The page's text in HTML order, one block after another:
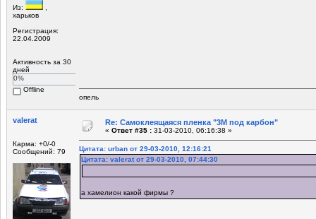
Из:
харьков
Регистрация:
22.04.2009
Активность за 30
дней
0%
Offline
опель
valerat
Карма: +0/-0
Сообщений: 79
Re: Самоклеящаяся пленка "3М под карбон"
« Ответ #35 : 31-03-2010, 06:16:38 »
Цитата: urban от 29-03-2010, 12:16:21
Цитата: valerat от 29-03-2010, 07:44:30
а хамелион какой фирмы ?